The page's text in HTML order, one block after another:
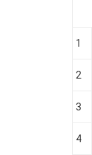
1
2
3
4